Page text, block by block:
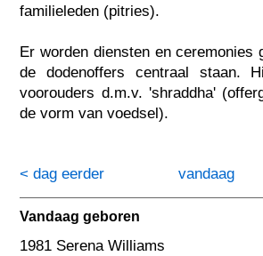
familieleden (pitries).
Er worden diensten en ceremonies
de dodenoffers centraal staan.
voorouders d.m.v. 'shraddha'
de vorm van voedsel).
< dag eerder vandaag
Vandaag geboren
1981 Serena Williams